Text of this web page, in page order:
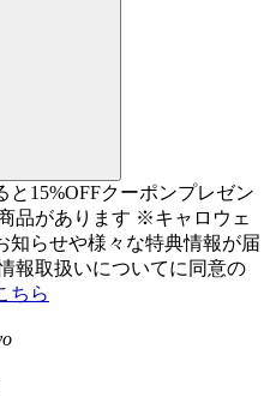
と15%OFFクーポンプレゼン
品があります ※キャロウェ
知らせや様々な特典情報が届
報取扱いについてに同意の
ちら